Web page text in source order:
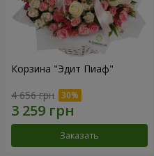
Корзина "Эдит Пиаф"
4 656 грн
Заказать